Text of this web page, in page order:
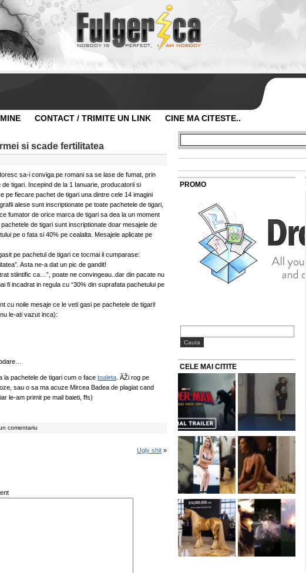
CONTACT / TRIMITE UN LINK CINE MA CITESTE..
si scade fertilitatea
sa-i conviga pe romani sa se lase de fumat, prin
tigari. Incepind de la 1 Ianuarie, producatorii si
pe fiecare pachet de tigari una dintre cele 14 imagini
alese sunt inscriptionate pe toate pachetele de tigari,
fumator de orice marca de tigari sa dea la un moment
de tigari sunt inscriptionate doar mesajele de
pe o fata si 40% pe cealalta. Mesajele aplicate pe
pe pachetul de tigari ce tocmai il cumparase:
Asta ne-a dat un pic de gandit!
stiintific ca…”, poate ne convingeau..dar din pacate nu
fi incadrat in regula cu “30% din suprafata pachetului pe
cu noile mesaje ce le veti gasi pe pachetele de tigari!
le-ati vazut inca):
la pachetele de tigari cum o face toaleta . ÃŽi rog pe
sau o sa ma acuze Mircea Badea de plagiat cand
le-am primit pe mail baieti, ffs)
comentariu
Ugly shit »
PROMO
CELE MAI CITITE